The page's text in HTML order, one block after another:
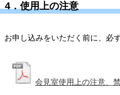
4．使用上の注意
お申し込みをいただく前に、必
会見室使用上の注意、